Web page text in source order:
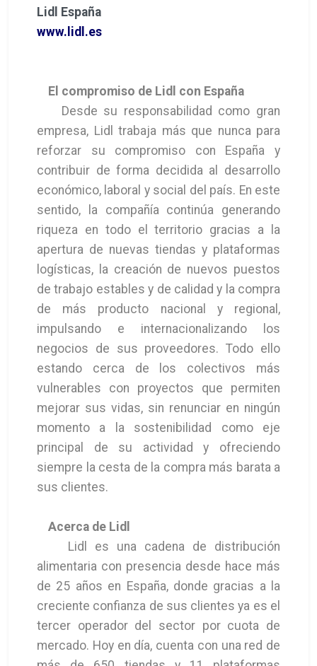
Lidl España
www.lidl.es
El compromiso de Lidl con España
Desde su responsabilidad como gran
empresa, Lidl trabaja más que nunca para
reforzar su compromiso con España y
contribuir de forma decidida al desarrollo
económico, laboral y social del país. En este
sentido, la compañía continúa generando
riqueza en todo el territorio gracias a la
apertura de nuevas tiendas y plataformas
logísticas, la creación de nuevos puestos
de trabajo estables y de calidad y la compra
de más producto nacional y regional,
impulsando e internacionalizando los
negocios de sus proveedores. Todo ello
estando cerca de los colectivos más
vulnerables con proyectos que permiten
mejorar sus vidas, sin renunciar en ningún
momento a la sostenibilidad como eje
principal de su actividad y ofreciendo
siempre la cesta de la compra más barata a
sus clientes.
Acerca de Lidl
Lidl es una cadena de distribución
alimentaria con presencia desde hace más
de 25 años en España, donde gracias a la
creciente confianza de sus clientes ya es el
tercer operador del sector por cuota de
mercado. Hoy en día, cuenta con una red de